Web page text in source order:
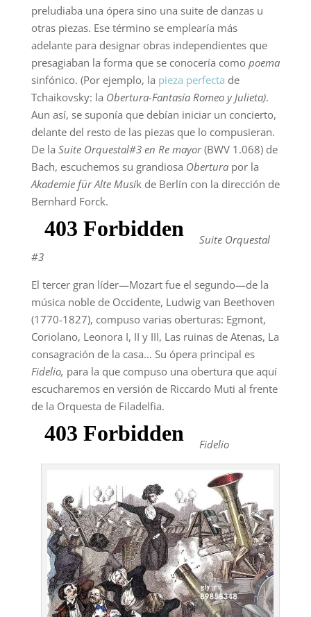
preludiaba una ópera sino una suite de danzas u
otras piezas. Ese término se emplearía más
adelante para designar obras independientes que
presagiaban la forma que se conocería como poema
sinfónico. (Por ejemplo, la pieza perfecta de
Tchaikovsky: la Obertura-Fantasía Romeo y Julieta).
Aun así, se suponía que debían iniciar un concierto,
delante del resto de las piezas que lo compusieran.
De la Suite Orquestal#3 en Re mayor(BWV 1.068) de
Bach, escuchemos su grandiosa Oberturapor la
Akademie für Alte Musik de Berlín con la dirección de
Bernhard Forck.
Suite Orquestal
#3
El tercer gran líder—Mozart fue el segundo—de la
música noble de Occidente, Ludwig van Beethoven
(1770-1827), compuso varias oberturas: Egmont,
Coriolano, Leonora I, II y III, Las ruinas de Atenas, La
consagración de la casa… Su ópera principal es
Fidelio, para la que compuso una obertura que aquí
escucharemos en versión de Riccardo Muti al frente
de la Orquesta de Filadelfia.
Fidelio